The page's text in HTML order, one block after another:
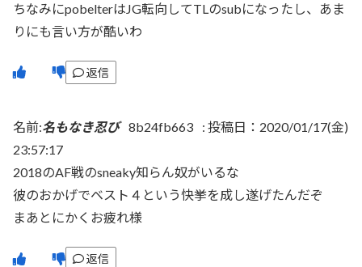
ちなみにpobelterはJG転向してTLのsubになったし、あま
りにも言い方が酷いわ
返信
名前:名もなき忍び 8b24fb663 : 投稿日：2020/01/17(金)
23:57:17
2018のAF戦のsneaky知らん奴がいるな
彼のおかげでベスト４という快挙を成し遂げたんだぞ
まあとにかくお疲れ様
返信